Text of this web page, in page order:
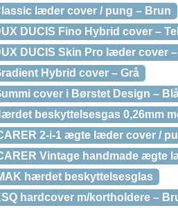
læder cover / pung – Brun
DUCIS Fino Hybrid cover –
DUCIS Skin Pro læder cover
Hybrid cover – Grå
cover i Børstet Design –
beskyttelsesgas 0,26mm
2-i-1 ægte læder cover /
Vintage handmade ægte
hærdet beskyttelsesglas
hardcover m/kortholdere –